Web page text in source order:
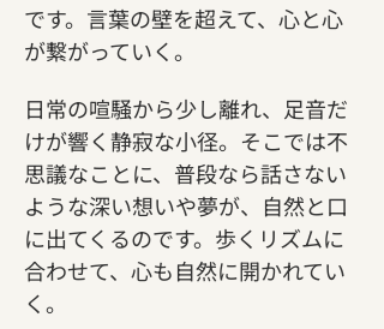
です。言葉の壁を超えて、心と心
が繋がっていく。
日常の喧騒から少し離れ、足音だ
けが響く静寂な小径。そこでは不
思議なことに、普段なら話さない
ような深い想いや夢が、自然と口
に出てくるのです。歩くリズムに
合わせて、心も自然に開かれてい
く。